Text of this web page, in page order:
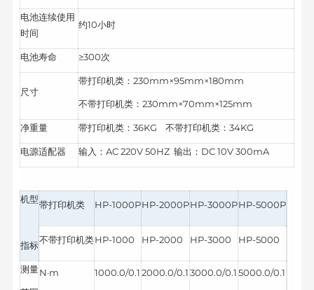
电池连续使用
时间
约10小时
电池寿命 ≥300次
尺寸
带打印机类：230mm×95mm×180mm
不带打印机类：230mm×70mm×125mm
净重量 带打印机类：36KG 不带打印机类：34KG
电源适配器 输入：AC 220V 50HZ 输出：DC 10V 300mA
机型
指标
带打印机类 HP-1000PHP-2000PHP-3000PHP-5000P
不带打印机类HP-1000 HP-2000 HP-3000 HP-5000
测量N·m 1000.0/0.12000.0/0.13000.0/0.15000.0/0.1